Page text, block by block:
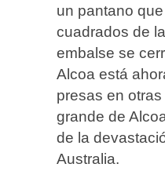
un pantano
cuadrados de
embalse se
Alcoa está
presas en
grande de
de la
Australia.